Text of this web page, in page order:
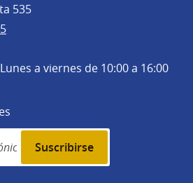
535
Lunes a viernes de 10:00 a 16:00